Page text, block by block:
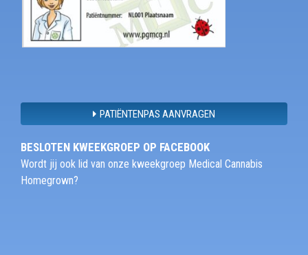
PATIËNTENPAS AANVRAGEN
BESLOTEN KWEEKGROEP OP FACEBOOK
Wordt jij ook lid van onze kweekgroep Medical Cannabis
Homegrown?